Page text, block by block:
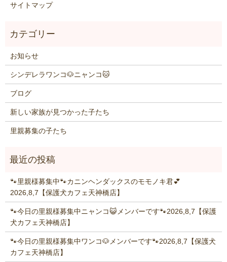
サイトマップ
お知らせ
シンデレラワンコ🐶ニャンコ🐱
ブログ
新しい家族が見つかった子たち
里親募集の子たち
🐾里親様募集中🐾カニンヘンダックスのモモノキ君💕
2026,8,7【保護犬カフェ天神橋店】
🐾今日の里親様募集中ニャンコ😺メンバーです🐾2026,8,7【保護
犬カフェ天神橋店】
🐾今日の里親様募集中ワンコ🐶メンバーです🐾2026,8,7【保護犬
カフェ天神橋店】